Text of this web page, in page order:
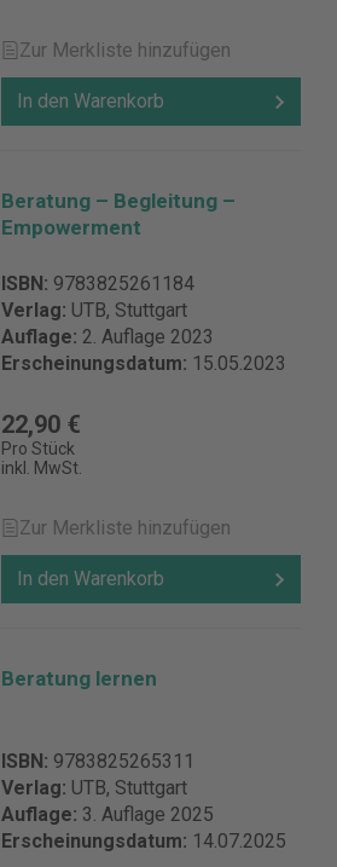
Zur Merkliste hinzufügen
In den Warenkorb
Beratung – Begleitung –
Empowerment
ISBN: 9783825261184
Verlag: UTB, Stuttgart
Auflage: 2. Auflage 2023
Erscheinungsdatum: 15.05.2023
22,90 €
Pro Stück
inkl. MwSt.
Zur Merkliste hinzufügen
In den Warenkorb
Beratung lernen
ISBN: 9783825265311
Verlag: UTB, Stuttgart
Auflage: 3. Auflage 2025
Erscheinungsdatum: 14.07.2025